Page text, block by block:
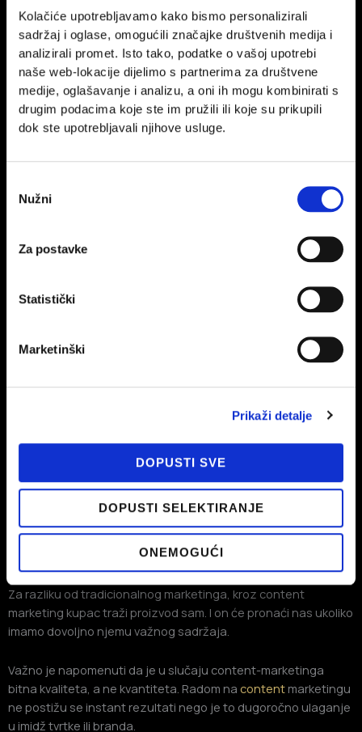
Kolačiće upotrebljavamo kako bismo personalizirali
sadržaj i oglase, omogućili značajke društvenih medija i
analizirali promet. Isto tako, podatke o vašoj upotrebi
naše web-lokacije dijelimo s partnerima za društvene
medije, oglašavanje i analizu, a oni ih mogu kombinirati s
drugim podacima koje ste im pružili ili koje su prikupili
dok ste upotrebljavali njihove usluge.
pristanka
Nužni
Za postavke
Statistički
Marketinški
Prikaži detalje
DOPUSTI SVE
DOPUSTI SELEKTIRANJE
ONEMOGUĆI
je stalno biti prisutan sa sadržajem i neprestano raditi na
zanimljivim objavama. Kupci se ne privlače samo promocijama i
plaćenim oglasima, nego zanimljivim sadržajem. Onim
sadržajem koji njih zanima.
Jedan životni primjer – zamislimo čovjeka koji je početnik u
skijanju. Pretražuje Google, traži informacije koje skije su
online, odmah iskaču i reklame s linkovima za webshop.
Slučajni prolaznik odjednom zastaje kod “online izloga” i
ostati potencijalan ili postati onaj pravi.
Kupac traži nas, a ne mi njega
Za razliku od tradicionalnog marketinga, kroz content
marketing kupac traži proizvod sam. I on će pronaći nas ukoliko
imamo dovoljno njemu važnog sadržaja.
Važno je napomenuti da je u slučaju content-marketinga
bitna kvaliteta, a ne kvantiteta. Radom na content marketingu
ne postižu se instant rezultati nego je to dugoročno ulaganje
u imidž tvrtke ili branda.